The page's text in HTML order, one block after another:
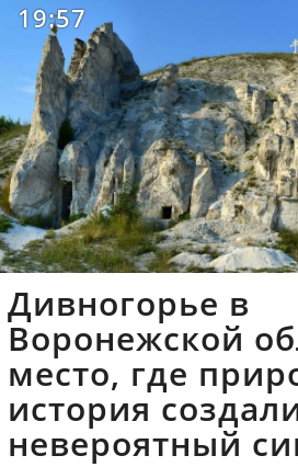
19:57
Дивногорье в
Воронежской
место, где
история
невероятный